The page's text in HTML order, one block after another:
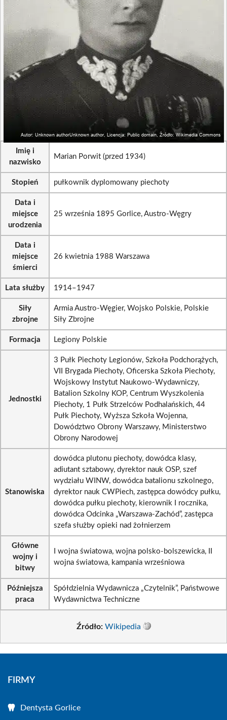
Imię i
nazwisko
Marian Porwit (przed 1934)
Stopień pułkownik dyplomowany piechoty
Data i
miejsce
urodzenia
25 września 1895 Gorlice, Austro-Węgry
Data i
miejsce
śmierci
26 kwietnia 1988 Warszawa
Lata służby 1914–1947
Siły
zbrojne
Armia Austro-Węgier, Wojsko Polskie, Polskie
Siły Zbrojne
Formacja Legiony Polskie
Jednostki
3 Pułk Piechoty Legionów, Szkoła Podchorążych,
VII Brygada Piechoty, Oficerska Szkoła Piechoty,
Wojskowy Instytut Naukowo-Wydawniczy,
Batalion Szkolny KOP, Centrum Wyszkolenia
Piechoty, 1 Pułk Strzelców Podhalańskich, 44
Pułk Piechoty, Wyższa Szkoła Wojenna,
Dowództwo Obrony Warszawy, Ministerstwo
Obrony Narodowej
Stanowiska
dowódca plutonu piechoty, dowódca klasy,
adiutant sztabowy, dyrektor nauk OSP, szef
wydziału WINW, dowódca batalionu szkolnego,
dyrektor nauk CWPiech, zastępca dowódcy pułku,
dowódca pułku piechoty, kierownik I rocznika,
dowódca Odcinka „Warszawa-Zachód”, zastępca
szefa służby opieki nad żołnierzem
Główne
wojny i
bitwy
I wojna światowa, wojna polsko-bolszewicka, II
wojna światowa, kampania wrześniowa
Późniejsza
praca
Spółdzielnia Wydawnicza „Czytelnik”, Państwowe
Wydawnictwa Techniczne
Źródło: Wikipedia
FIRMY
Dentysta Gorlice